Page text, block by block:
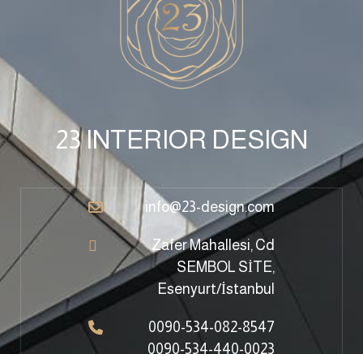
23 INTERIOR DESIGN
info@23-design.com
0090-534-082-8547
0090-534-440-0023
Zafer Mahallesi, Cd
SEMBOL SİTE,
Esenyurt/İstanbul